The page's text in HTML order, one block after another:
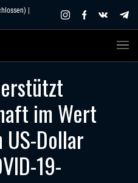
|
im Wert
Dollar
19-